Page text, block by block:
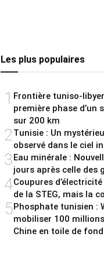
Les plus populaires
1 Frontière tuniso-
première phase d’un
sur 200 km
2Tunisie : Un
observé dans le ciel
3Eau minérale :
jours après celle des
4Coupures
de la STEG, mais la
5Phosphate tunisien :
mobiliser 100
Chine en toile de fond